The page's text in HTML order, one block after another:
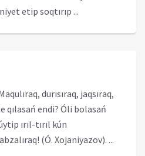
etip soqtırıp ...
durısıraq, jaqsıraq,
qılasań endi? Óli bolasań
ırıl-tırıl kún
(Ó. Xojaniyazov). ...